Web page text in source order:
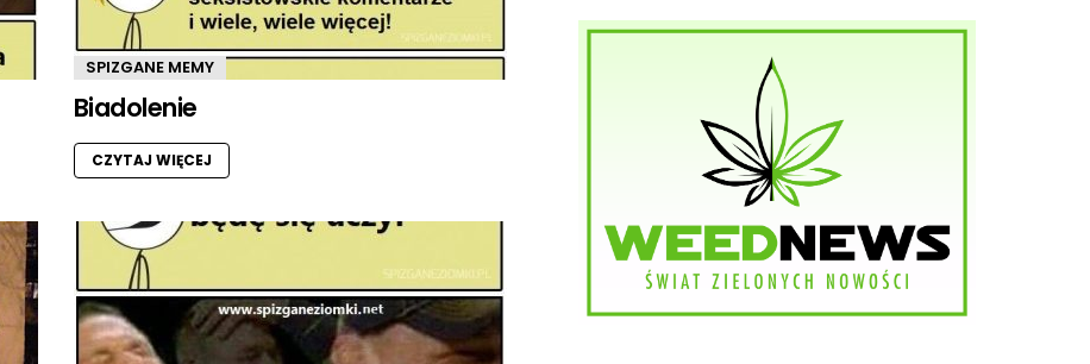
SPIZGANE MEMY
Biadolenie
CZYTAJ WIĘCEJ